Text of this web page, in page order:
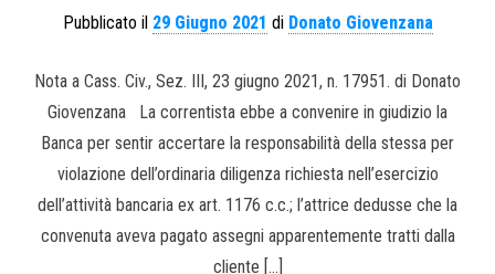
Pubblicato il 29 Giugno 2021 di Donato Giovenzana
Nota a Cass. Civ., Sez. III, 23 giugno 2021, n. 17951. di Donato
Giovenzana La correntista ebbe a convenire in giudizio la
Banca per sentir accertare la responsabilità della stessa per
violazione dell’ordinaria diligenza richiesta nell’esercizio
dell’attività bancaria ex art. 1176 c.c.; l’attrice dedusse che la
convenuta aveva pagato assegni apparentemente tratti dalla
cliente […]